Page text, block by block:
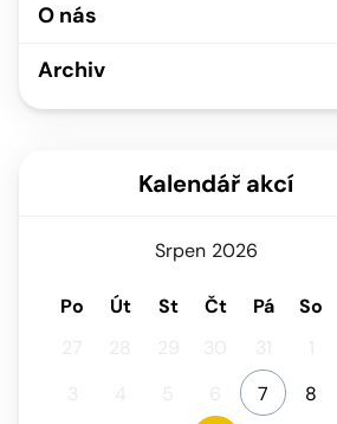
O nás
Archiv
Kalendář akcí
Srpen
Po Út St Čt Pá So
7 8